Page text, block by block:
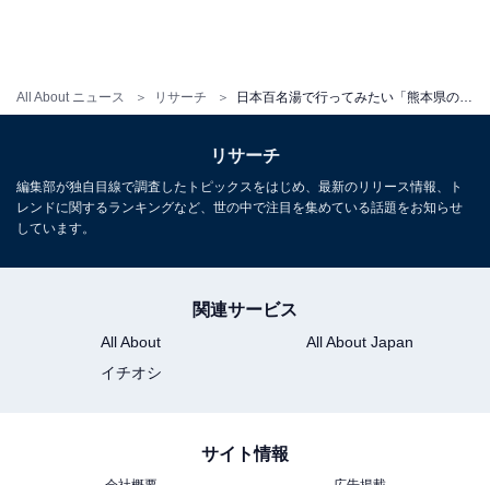
All About ニュース リサーチ 日本百名湯で行ってみたい「熊本県の温泉」ランキング！ 2位「地獄温泉（熊本県）」を抑えた1位は？【2025年調査】
リサーチ
編集部が独自目線で調査したトピックスをはじめ、最新のリリース情報、ト
レンドに関するランキングなど、世の中で注目を集めている話題をお知らせ
しています。
関連サービス
All About
All About Japan
イチオシ
サイト情報